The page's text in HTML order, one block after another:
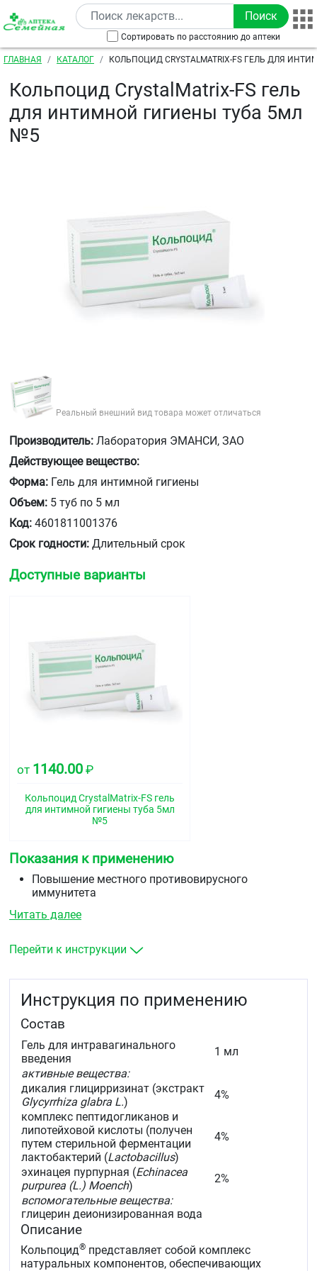
Перейти к основному содержанию
Сортировать по расстоянию до аптеки
Строка навигации
ГЛАВНАЯ КАТАЛОГ
КОЛЬПОЦИД CRYSTALMATRIX-FS ГЕЛЬ ДЛЯ
Кольпоцид CrystalMatrix-FS гель
для интимной гигиены туба 5мл
№5
Реальный внешний вид товара может отличаться
Производитель: Лаборатория ЭМАНСИ, ЗАО
Действующее вещество:
Форма: Гель для интимной гигиены
Объем: 5 туб по 5 мл
Код: 4601811001376
Срок годности: Длительный срок
Доступные варианты
от 1140.00 ₽
Кольпоцид CrystalMatrix-FS гель
для интимной гигиены туба 5мл
№5
Показания к применению
Повышение местного противовирусного
иммунитета
папилломавирусной инфекции
эпителизации при эрозиях шейки матки вирусной и
Читать далее
Перейти к инструкции
Инструкция по применению
Состав
Гель для интравагинального
введения
1 мл
активные вещества:
дикалия глицирризинат (экстракт
Glycyrrhiza glabra L.)
4%
комплекс пептидогликанов и
липотейховой кислоты (получен
путем стерильной ферментации
лактобактерий (Lactobacillus)
4%
эхинацея пурпурная (Echinacea
purpurea (L.) Moench)
2%
вспомогательные вещества:
глицерин деионизированная вода
Описание
Кольпоцид® представляет собой комплекс
натуральных компонентов, обеспечивающих